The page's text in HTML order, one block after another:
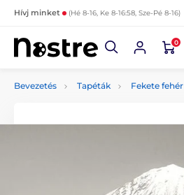
Hívj minket (Hé 8-16, Ke 8-16:58, Sze-Pé 8-16)
0
Bevezetés Tapéták Fekete fehér